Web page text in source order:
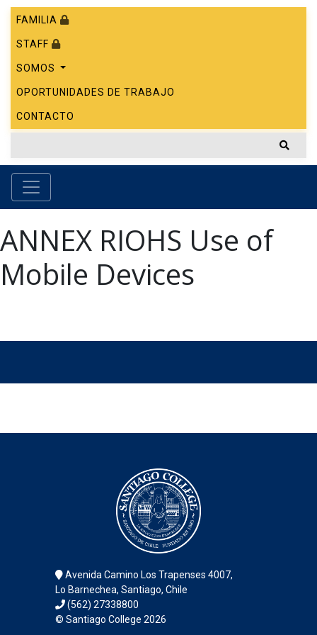
FAMILIA
STAFF
SOMOS
OPORTUNIDADES DE TRABAJO
CONTACTO
ANNEX RIOHS Use of
Mobile Devices
Avenida Camino Los Trapenses 4007,
Lo Barnechea, Santiago, Chile
(562) 27338800
© Santiago College 2026